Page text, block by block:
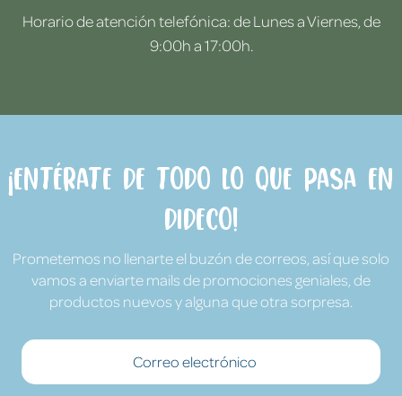
Horario de atención telefónica: de Lunes a Viernes, de
9:00h a 17:00h.
¡Entérate de todo lo que pasa en
Dideco!
Prometemos no llenarte el buzón de correos, así que solo
vamos a enviarte mails de promociones geniales, de
productos nuevos y alguna que otra sorpresa.